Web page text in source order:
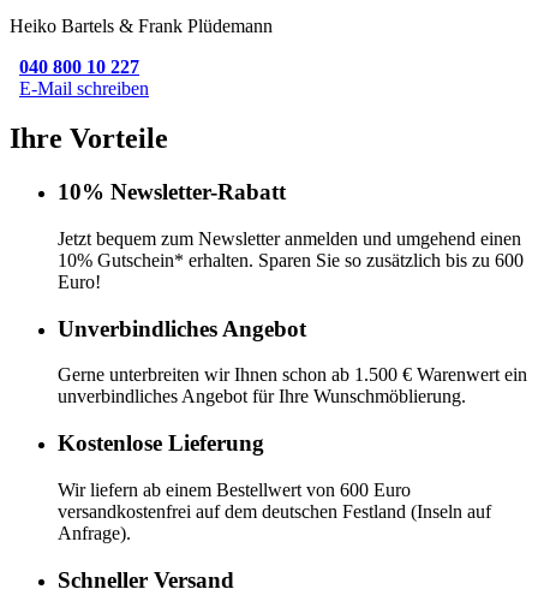
Heiko Bartels & Frank Plüdemann
040 800 10 227
E-Mail schreiben
Ihre Vorteile
10% Newsletter-Rabatt
Jetzt bequem zum Newsletter anmelden und umgehend einen
10% Gutschein* erhalten. Sparen Sie so zusätzlich bis zu 600
Euro!
Unverbindliches Angebot
Gerne unterbreiten wir Ihnen schon ab 1.500 € Warenwert ein
unverbindliches Angebot für Ihre Wunschmöblierung.
Kostenlose Lieferung
Wir liefern ab einem Bestellwert von 600 Euro
versandkostenfrei auf dem deutschen Festland (Inseln auf
Anfrage).
Schneller Versand